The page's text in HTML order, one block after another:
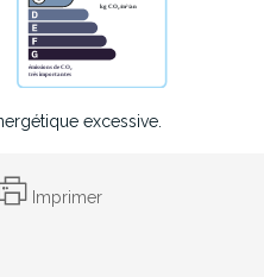
excessive.
Imprimer